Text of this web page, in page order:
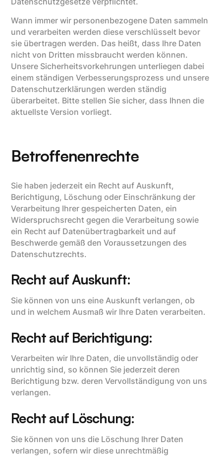
Wann immer wir personenbezogene Daten sammeln
und verarbeiten werden diese verschlüsselt bevor
sie übertragen werden. Das heißt, dass Ihre Daten
nicht von Dritten missbraucht werden können.
Unsere Sicherheitsvorkehrungen unterliegen dabei
einem ständigen Verbesserungsprozess und unsere
Datenschutzerklärungen werden ständig
überarbeitet. Bitte stellen Sie sicher, dass Ihnen die
aktuellste Version vorliegt.
Betroffenenrechte
Sie haben jederzeit ein Recht auf Auskunft,
Berichtigung, Löschung oder Einschränkung der
Verarbeitung Ihrer gespeicherten Daten, ein
Widerspruchsrecht gegen die Verarbeitung sowie
ein Recht auf Datenübertragbarkeit und auf
Beschwerde gemäß den Voraussetzungen des
Datenschutzrechts.
Recht auf Auskunft:
Sie können von uns eine Auskunft verlangen, ob
und in welchem Ausmaß wir Ihre Daten verarbeiten.
Recht auf Berichtigung:
Verarbeiten wir Ihre Daten, die unvollständig oder
unrichtig sind, so können Sie jederzeit deren
Berichtigung bzw. deren Vervollständigung von uns
verlangen.
Recht auf Löschung:
Sie können von uns die Löschung Ihrer Daten
verlangen, sofern wir diese unrechtmäßig